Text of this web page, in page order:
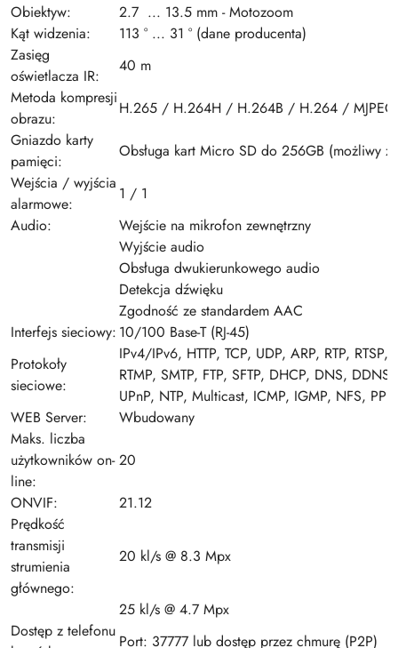
Obiektyw:
2.7 ... 13.5 mm - Motozoom
Kąt widzenia:
113 ° ... 31 ° (dane producenta)
Zasięg
oświetlacza IR:
40 m
Metoda kompresji
obrazu:
H.265 / H.264H / H.264B / H.264 / MJPEG
Gniazdo karty
pamięci:
Obsługa kart Micro SD do 256GB (możliwy
Wejścia / wyjścia
alarmowe:
1 / 1
Audio:
Wejście na mikrofon zewnętrzny
Wyjście audio
Obsługa dwukierunkowego audio
Detekcja dźwięku
Zgodność ze standardem AAC
Interfejs sieciowy: 10/100 Base-T (RJ-45)
Protokoły
sieciowe:
IPv4/IPv6, HTTP, TCP, UDP, ARP, RTP, RTSP,
RTMP, SMTP, FTP, SFTP, DHCP, DNS,
UPnP, NTP, Multicast, ICMP, IGMP, NFS,
WEB Server:
Wbudowany
Maks. liczba
użytkowników on-
line:
20
ONVIF:
21.12
Prędkość
transmisji
strumienia
głównego:
20 kl/s @ 8.3 Mpx
25 kl/s @ 4.7 Mpx
Dostęp z telefonu
Port: 37777 lub dostęp przez chmurę (P2P)